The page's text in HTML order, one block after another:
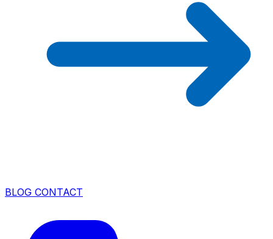
BLOG CONTACT